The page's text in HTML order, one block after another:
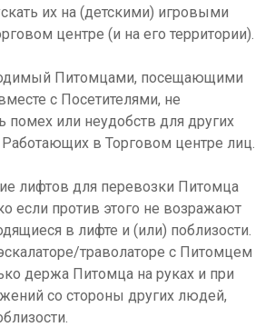
их на (детскими) игровыми
центре (и на его территории).
Питомцами, посещающими
с Посетителями, не
помех или неудобств для других
Работающих в Торговом центре лиц.
лифтов для перевозки Питомца
если против этого не возражают
в лифте и (или) поблизости.
траволаторе с Питомцем
держа Питомца на руках и при
со стороны других людей,